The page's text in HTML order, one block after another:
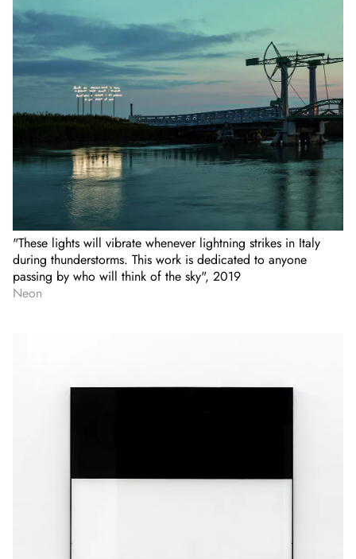
"These lights will vibrate whenever lightning strikes in Italy
during thunderstorms. This work is dedicated to anyone
passing by who will think of the sky", 2019
Neon